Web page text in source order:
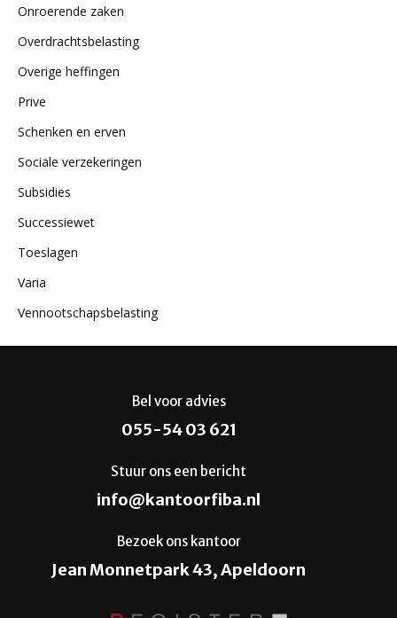
Onroerende zaken
Overdrachtsbelasting
Overige heffingen
Prive
Schenken en erven
Sociale verzekeringen
Subsidies
Successiewet
Toeslagen
Varia
Vennootschapsbelasting
Bel voor advies
055-54 03 621
Stuur ons een bericht
info@kantoorfiba.nl
Bezoek ons kantoor
Jean Monnetpark 43, Apeldoorn